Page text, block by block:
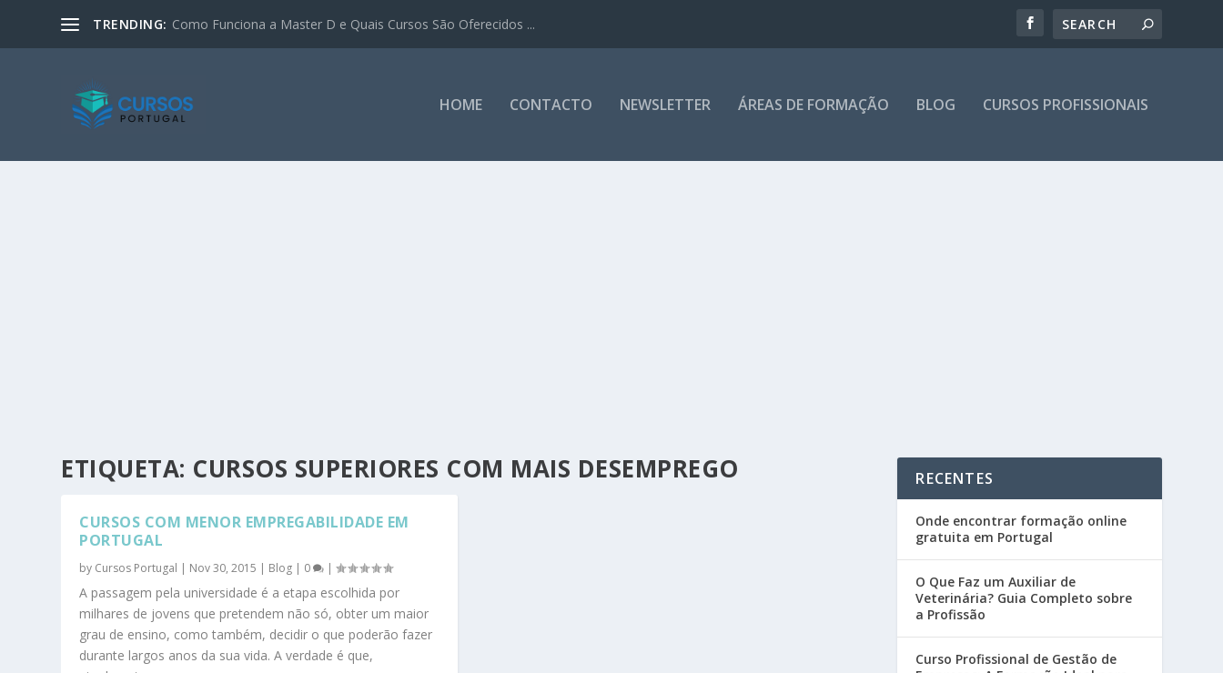
TRENDING: Como Funciona a Master D e Quais Cursos São Oferecidos ...
HOME CONTACTO NEWSLETTER ÁREAS DE FORMAÇÃO BLOG CURSOS PROFISSIONAIS
ETIQUETA: CURSOS SUPERIORES COM MAIS DESEMPREGO
CURSOS COM MENOR EMPREGABILIDADE EM
PORTUGAL
by Cursos Portugal | Nov 30, 2015 | Blog | 0 |
A passagem pela universidade é a etapa escolhida por
milhares de jovens que pretendem não só, obter um maior
grau de ensino, como também, decidir o que poderão fazer
durante largos anos da sua vida. A verdade é que,
RECENTES
Onde encontrar formação online
gratuita em Portugal
O Que Faz um Auxiliar de
Veterinária? Guia Completo sobre
a Profissão
Curso Profissional de Gestão de